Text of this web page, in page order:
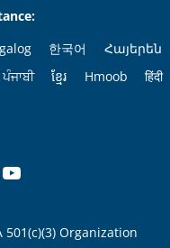
한국어
Հայերեն
ਪੰਜਾਬੀ ខ្មែរ Hmoob
हिंदी
LinkedIn
Organization